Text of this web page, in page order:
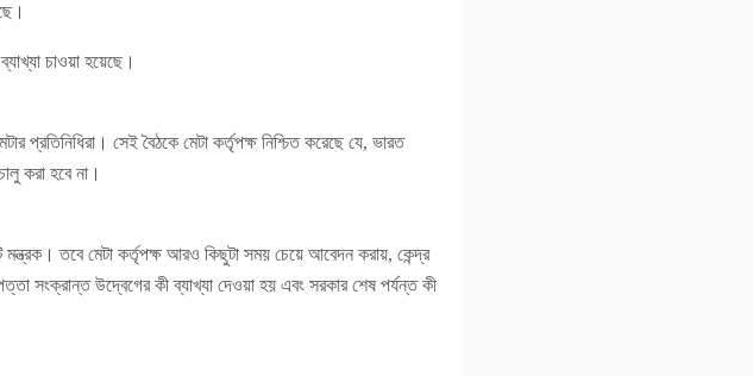
চাওয়া হয়েছে।
প্রতিনিধিরা। সেই বৈঠকে মেটা কর্তৃপক্ষ নিশ্চিত করেছে যে, ভারত
করা হবে না।
তবে মেটা কর্তৃপক্ষ আরও কিছুটা সময় চেয়ে আবেদন করায়, কেন্দ্র
সংক্রান্ত উদ্বেগের কী ব্যাখ্যা দেওয়া হয় এবং সরকার শেষ পর্যন্ত কী